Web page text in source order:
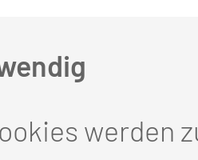
Platform
werden